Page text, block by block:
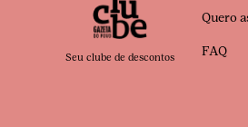
Seu clube de descontos
Quero
FAQ